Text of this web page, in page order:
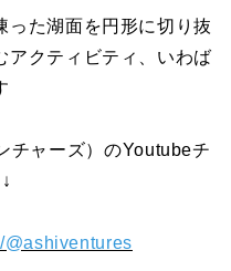
た湖面を円形に切り抜
アクティビティ、いわば
ャーズ）のYoutubeチ
@ashiventures